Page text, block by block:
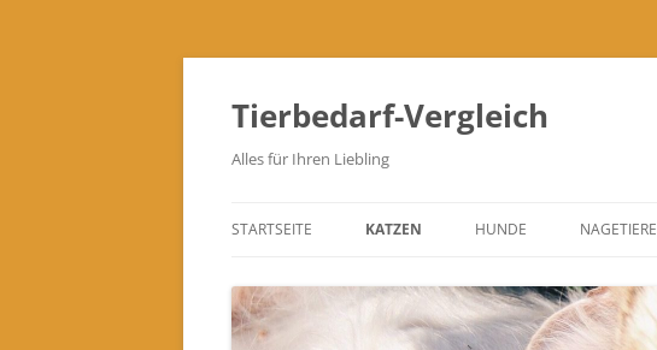
Zum
springen
Tierbedarf-Vergleich
Alles für Ihren Liebling
STARTSEITE KATZEN
FUTTER- & TRINKNÄPFE
HUNDE NAGETIERE